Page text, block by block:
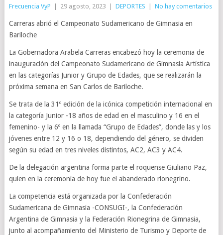
Frecuencia VyP 29 agosto, 2023 DEPORTES No hay comentarios
Carreras abrió el Campeonato Sudamericano de Gimnasia en
Bariloche
La Gobernadora Arabela Carreras encabezó hoy la ceremonia de
inauguración del Campeonato Sudamericano de Gimnasia Artística
en las categorías Junior y Grupo de Edades, que se realizarán la
próxima semana en San Carlos de Bariloche.
Se trata de la 31º edición de la icónica competición internacional en
la categoría Junior -18 años de edad en el masculino y 16 en el
femenino- y la 6º en la llamada “Grupo de Edades”, donde las y los
jóvenes entre 12 y 16 o 18, dependiendo del género, se dividen
según su edad en tres niveles distintos, AC2, AC3 y AC4.
De la delegación argentina forma parte el roquense Giuliano Paz,
quien en la ceremonia de hoy fue el abanderado rionegrino.
La competencia está organizada por la Confederación
Sudamericana de Gimnasia -CONSUGI-, la Confederación
Argentina de Gimnasia y la Federación Rionegrina de Gimnasia,
junto al acompañamiento del Ministerio de Turismo y Deporte de